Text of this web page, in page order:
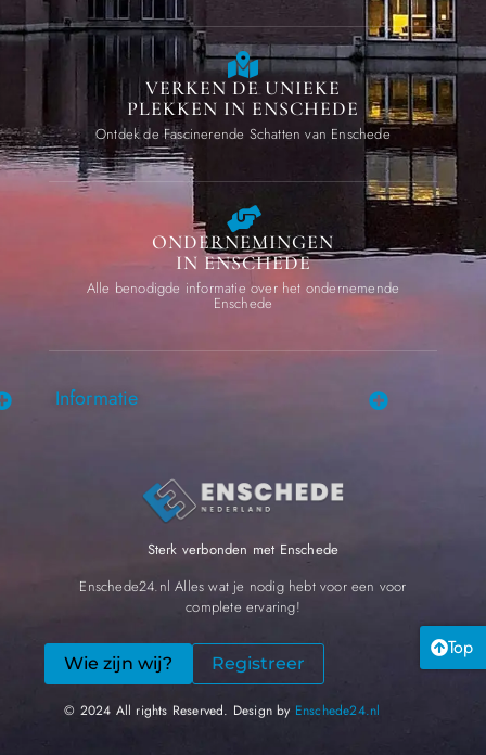
Top
VERKEN DE UNIEKE
PLEKKEN IN ENSCHEDE
Ontdek de Fascinerende Schatten van Enschede
ONDERNEMINGEN
IN ENSCHEDE
Alle benodigde informatie over het ondernemende
Enschede
Informatie
Sterk verbonden met Enschede
Enschede24.nl Alles wat je nodig hebt voor een voor
complete ervaring!
Wie zijn wij? Registreer
© 2024 All rights Reserved. Design by Enschede24.nl